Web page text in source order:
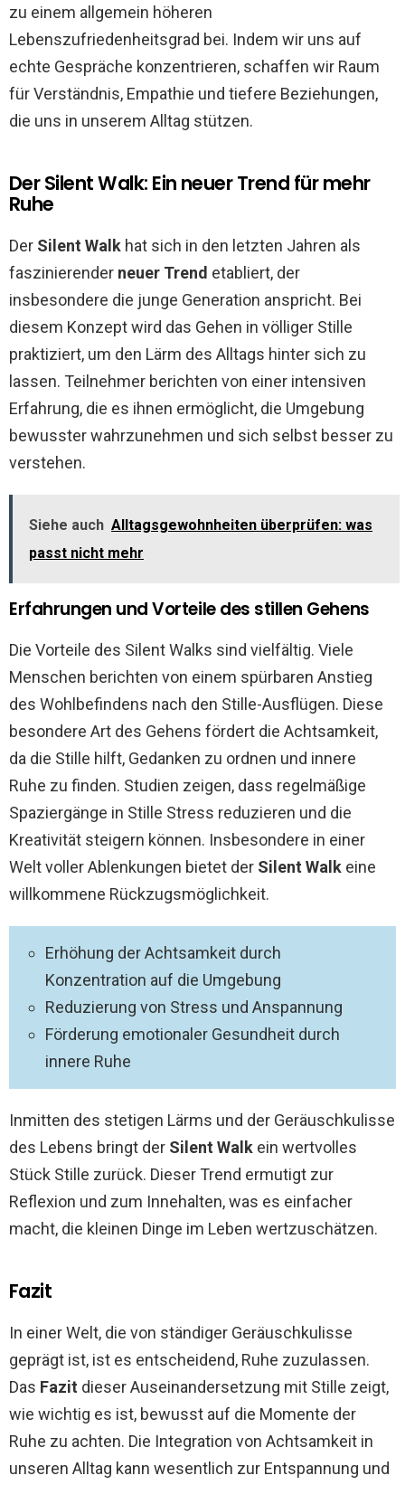
zu einem allgemein höheren
Lebenszufriedenheitsgrad bei. Indem wir uns auf
echte Gespräche konzentrieren, schaffen wir Raum
für Verständnis, Empathie und tiefere Beziehungen,
die uns in unserem Alltag stützen.
Der Silent Walk: Ein neuer Trend für mehr
Ruhe
Der Silent Walk hat sich in den letzten Jahren als
faszinierender neuer Trend etabliert, der
insbesondere die junge Generation anspricht. Bei
diesem Konzept wird das Gehen in völliger Stille
praktiziert, um den Lärm des Alltags hinter sich zu
lassen. Teilnehmer berichten von einer intensiven
Erfahrung, die es ihnen ermöglicht, die Umgebung
bewusster wahrzunehmen und sich selbst besser zu
verstehen.
Siehe auch Alltagsgewohnheiten überprüfen: was
passt nicht mehr
Erfahrungen und Vorteile des stillen Gehens
Die Vorteile des Silent Walks sind vielfältig. Viele
Menschen berichten von einem spürbaren Anstieg
des Wohlbefindens nach den Stille-Ausflügen. Diese
besondere Art des Gehens fördert die Achtsamkeit,
da die Stille hilft, Gedanken zu ordnen und innere
Ruhe zu finden. Studien zeigen, dass regelmäßige
Spaziergänge in Stille Stress reduzieren und die
Kreativität steigern können. Insbesondere in einer
Welt voller Ablenkungen bietet der Silent Walk eine
willkommene Rückzugsmöglichkeit.
Erhöhung der Achtsamkeit durch
Konzentration auf die Umgebung
Reduzierung von Stress und Anspannung
Förderung emotionaler Gesundheit durch
innere Ruhe
Inmitten des stetigen Lärms und der Geräuschkulisse
des Lebens bringt der Silent Walk ein wertvolles
Stück Stille zurück. Dieser Trend ermutigt zur
Reflexion und zum Innehalten, was es einfacher
macht, die kleinen Dinge im Leben wertzuschätzen.
Fazit
In einer Welt, die von ständiger Geräuschkulisse
geprägt ist, ist es entscheidend, Ruhe zuzulassen.
Das Fazit dieser Auseinandersetzung mit Stille zeigt,
wie wichtig es ist, bewusst auf die Momente der
Ruhe zu achten. Die Integration von Achtsamkeit in
unseren Alltag kann wesentlich zur Entspannung und